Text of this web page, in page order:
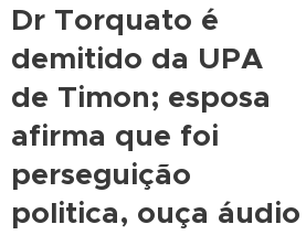
Dr Torquato é
demitido da UPA
de Timon; esposa
afirma que foi
perseguição
politica, ouça áudio